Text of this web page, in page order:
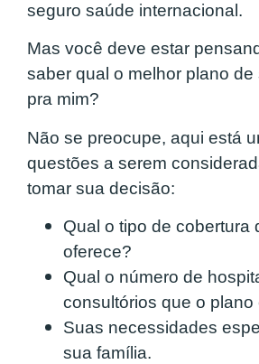
seguro saúde internacional.
Mas você deve estar
saber qual o melhor plano
pra mim?
Não se preocupe, aqui está
questões a serem
tomar sua decisão:
Qual o tipo de cobertura
oferece?
Qual o número de
consultórios que o plano
Suas necessidades
sua família.